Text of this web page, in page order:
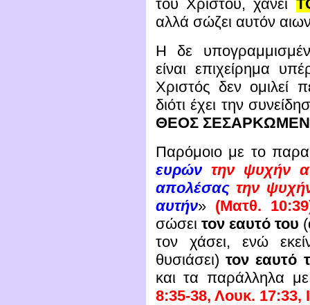
του Χριστού, χάνει
αλλά σώζει αυτόν
Η δε
είναι επιχείρημα
Χριστός δεν ομιλεί
διότι έχει την
ΘΕΟΣ
Παρόμοιο με το
ευρών την ψυχήν
απολέσαςτην
αυτήν» (Ματθ.
σώσει τον εαυτό του
τον χάσει, ενώ
θυσιάσει) τον εαυτό
και τα παράλληλα
8:35-38, Λουκ. 17:33,